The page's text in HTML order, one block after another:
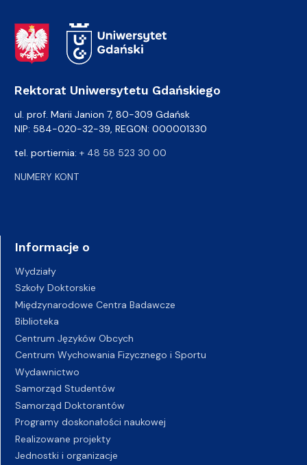
Adres Rektoratu
Rektorat Uniwersytetu Gdańskiego
ul. prof. Marii Janion 7, 80-309 Gdańsk
NIP: 584-020-32-39, REGON: 000001330
tel. portiernia: + 48 58 523 30 00
NUMERY KONT
Informacje o
Wydziały
Szkoły Doktorskie
Międzynarodowe Centra Badawcze
Biblioteka
Centrum Języków Obcych
Centrum Wychowania Fizycznego i Sportu
Wydawnictwo
Samorząd Studentów
Samorząd Doktorantów
Programy doskonałości naukowej
Realizowane projekty
Jednostki i organizacje